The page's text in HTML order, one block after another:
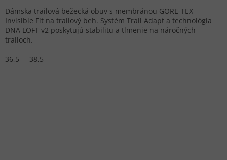
Dámska trailová bežecká obuv s membránou GORE-TEX
Invisible Fit na trailový beh. Systém Trail Adapt a technológia
DNA LOFT v2 poskytujú stabilitu a tlmenie na náročných
trailoch.
36,5
38,5